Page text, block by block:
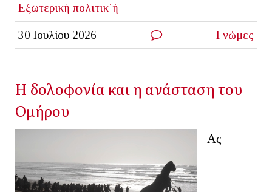
Εξωτερική πολιτικ΄ή
30 Ιουλίου 2026 Γνώμες
Η δολοφονία και η ανάσταση του
Ομήρου
Ας